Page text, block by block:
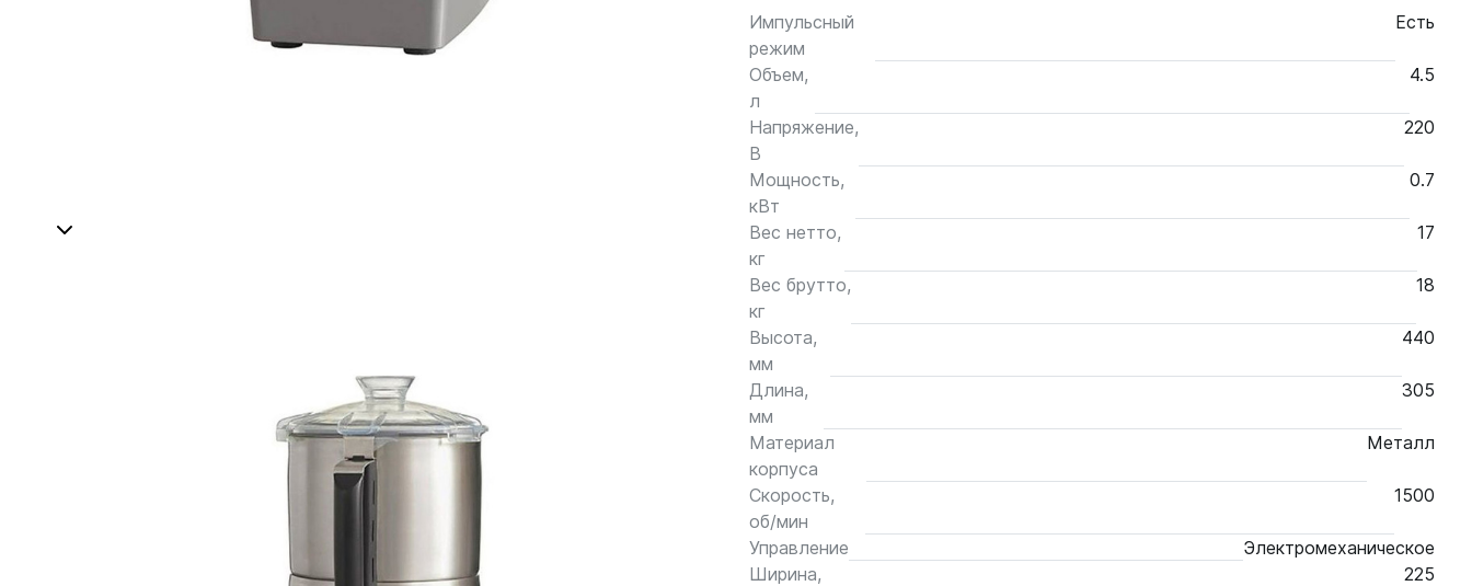
Импульсный
режим
Есть
Объем,
л
4.5
Напряжение,
В
220
Мощность,
кВт
0.7
Вес нетто,
кг
17
Вес брутто,
кг
18
Высота,
мм
440
Длина,
мм
305
Материал
корпуса
Металл
Скорость,
об/мин
1500
Управление
Электромеханическое
Ширина,
225